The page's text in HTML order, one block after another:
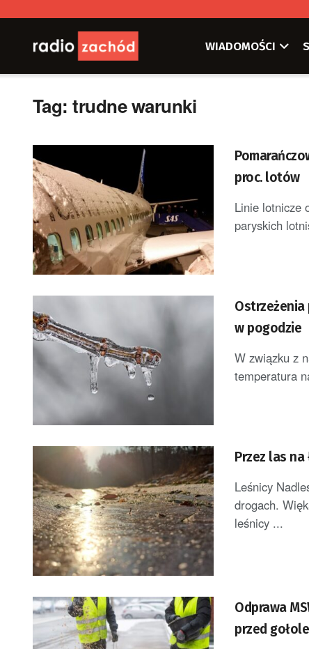
WIADOMOŚCI
Tag:trudne warunki
proc. lotów
Linie lotnicze
paryskich
Ostrzeżenia
w pogodzie
W związku z
temperatura
Przez las na
Leśnicy
drogach.
leśnicy ...
Odprawa
przed